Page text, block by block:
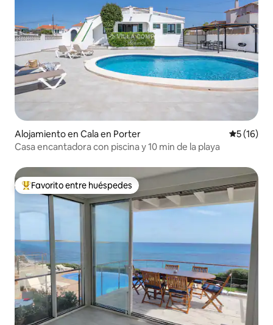
Alojamiento en Cala en Porter
5 (16)
Casa encantadora con piscina y 10 min de la playa
Favorito entre huéspedes preferido
Favorito entre huéspedes